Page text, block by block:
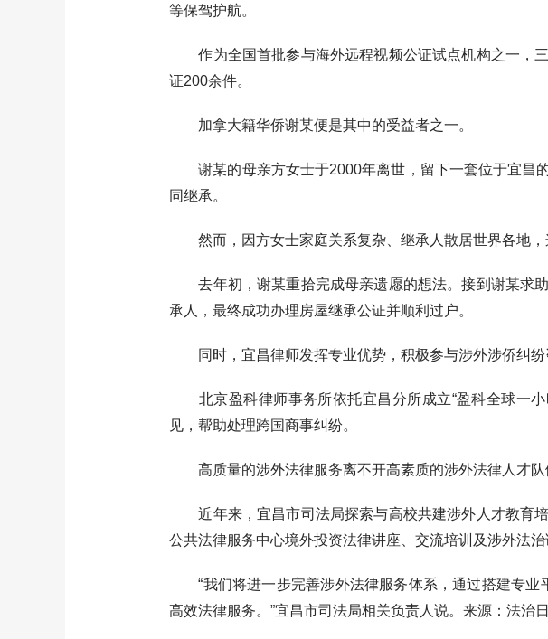
等保驾护航。
作为全国首批参与海外远程视频公证试点机构之一，三
证200余件。
加拿大籍华侨谢某便是其中的受益者之一。
谢某的母亲方女士于2000年离世，留下一套位于宜昌
同继承。
然而，因方女士家庭关系复杂、继承人散居世界各地，
去年初，谢某重拾完成母亲遗愿的想法。接到谢某求助
承人，最终成功办理房屋继承公证并顺利过户。
同时，宜昌律师发挥专业优势，积极参与涉外涉侨纠纷
北京盈科律师事务所依托宜昌分所成立“盈科全球一小
见，帮助处理跨国商事纠纷。
高质量的涉外法律服务离不开高素质的涉外法律人才队
近年来，宜昌市司法局探索与高校共建涉外人才教育培
公共法律服务中心境外投资法律讲座、交流培训及涉外法
“我们将进一步完善涉外法律服务体系，通过搭建专业
高效法律服务。”宜昌市司法局相关负责人说。来源：法治